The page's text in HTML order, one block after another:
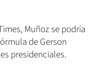
Muñoz se podría
de Gerson
presidenciales.